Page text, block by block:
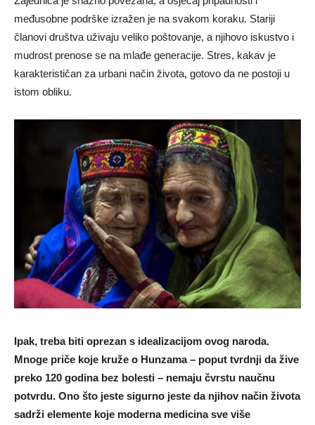
međusobne podrške izražen je na svakom koraku. Stariji
članovi društva uživaju veliko poštovanje, a njihovo iskustvo i
mudrost prenose se na mlađe generacije. Stres, kakav je
karakterističan za urbani način života, gotovo da ne postoji u
istom obliku.
Ipak, treba biti oprezan s idealizacijom ovog naroda.
Mnoge priče koje kruže o Hunzama – poput tvrdnji da žive
preko 120 godina bez bolesti – nemaju čvrstu naučnu
potvrdu. Ono što jeste sigurno jeste da njihov način života
sadrži elemente koje moderna medicina sve više